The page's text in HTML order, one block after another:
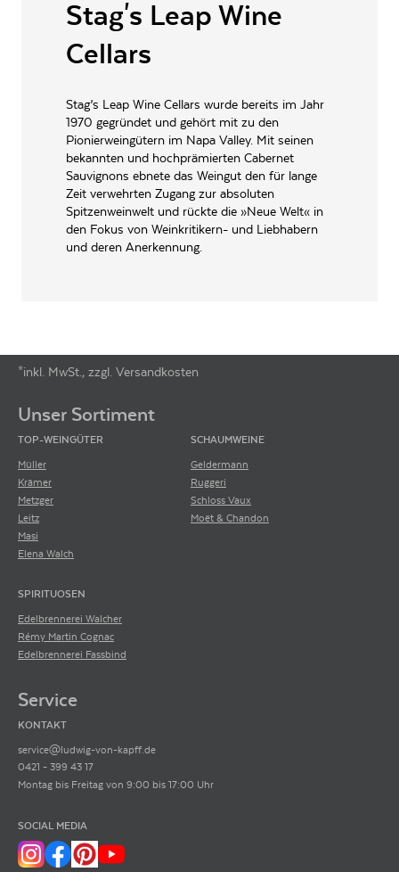
LAGERFÄHIGKEIT bis zu 3 Jahre
ALLERGENE / INHALTSSTOFFE
INHALT (LITER) 0.75
PRODUZENT / ABFÜLLER / HERSTELLER
Stag's Leap Wine Cellars,
WEINTYPGESCHMACK Trocken
88593400056
Stag's Leap Wine
Cellars
Stag’s Leap Wine Cellars wurde bereits im Jahr
1970 gegründet und gehört mit zu den
Pionierweingütern im Napa Valley. Mit seinen
bekannten und hochprämierten Cabernet
Sauvignons ebnete das Weingut den für lange
Zeit verwehrten Zugang zur absoluten
Spitzenweinwelt und rückte die »Neue Welt« in
den Fokus von Weinkritikern- und Liebhabern
und deren Anerkennung.
*inkl. MwSt., zzgl. Versandkosten
Unser Sortiment
TOP-WEINGÜTER
Müller
Krämer
Metzger
Leitz
Masi
Elena Walch
SCHAUMWEINE
Geldermann
Ruggeri
Schloss Vaux
Moët & Chandon
SPIRITUOSEN
Edelbrennerei Walcher
Rémy Martin Cognac
Edelbrennerei Fassbind
Service
KONTAKT
service@ludwig-von-kapff.de
0421 - 399 43 17
Montag bis Freitag von 9:00 bis 17:00 Uhr
SOCIAL MEDIA